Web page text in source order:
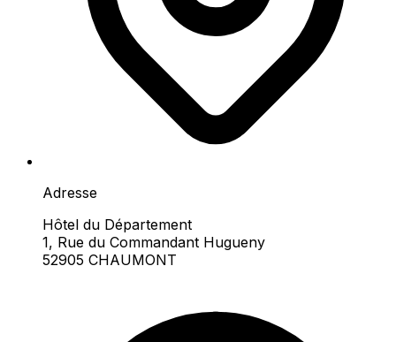
Adresse
Hôtel du Département
1, Rue du Commandant Hugueny
52905 CHAUMONT